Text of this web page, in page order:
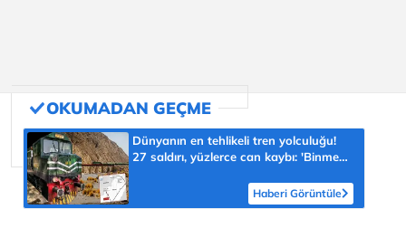
Dünyanın en tehlikeli tren yolculuğu!
27 saldırı, yüzlerce can kaybı: 'Binmeye
Haberi Görüntüle